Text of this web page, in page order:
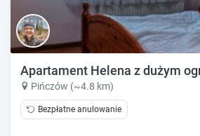
Apartament Helena z dużym
Pińczów (~4.8 km)
Bezpłatne anulowanie